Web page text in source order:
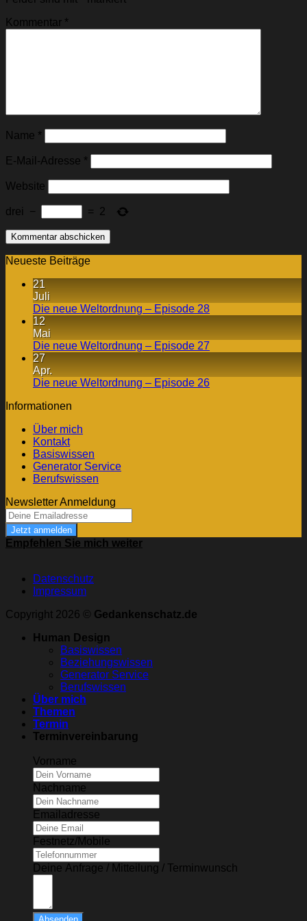
Kommentar *
Name *
E-Mail-Adresse *
Website
drei − = 2
Neueste Beiträge
21
Juli
Die neue Weltordnung – Episode 28
12
Mai
Die neue Weltordnung – Episode 27
27
Apr.
Die neue Weltordnung – Episode 26
Informationen
Über mich
Kontakt
Basiswissen
Generator Service
Berufswissen
Newsletter Anmeldung
Jetzt anmelden
Empfehlen Sie mich weiter
Datenschutz
Impressum
Copyright 2026 © Gedankenschatz.de
Human Design
Basiswissen
Beziehungswissen
Generator Service
Berufswissen
Über mich
Themen
Termin
Terminvereinbarung
Vorname
Nachname
Emailadresse
Festnetz/Mobile
Deine Anfrage / Mitteilung / Terminwunsch